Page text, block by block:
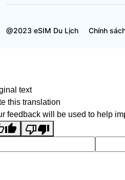
@2023 eSIM Du Lịch Chính
text
this translation
feedback will be used to help